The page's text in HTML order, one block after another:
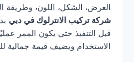
العرض، الشكل، اللون، وطريقة
شركة تركيب الانترلوك في دبي
قبل التنفيذ حتى يكون الممر
الاستخدام ويضيف قيمة جمالية